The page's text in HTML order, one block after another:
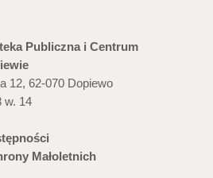
Publiczna i Centrum
12, 62-070 Dopiewo
w. 14
Małoletnich